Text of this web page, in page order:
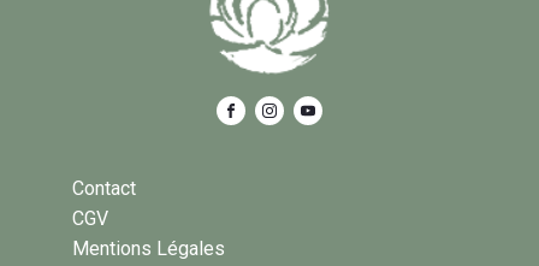
Contact
CGV
Mentions Légales